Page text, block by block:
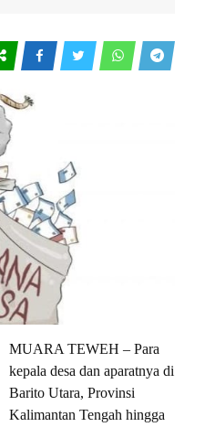
MUARA TEWEH – Para
kepala desa dan aparatnya di
Barito Utara, Provinsi
Kalimantan Tengah hingga